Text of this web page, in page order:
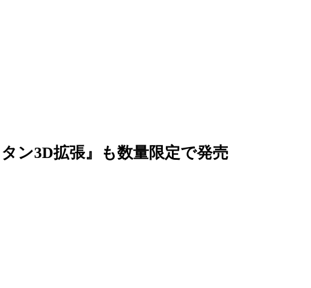
ン3D拡張』も数量限定で発売